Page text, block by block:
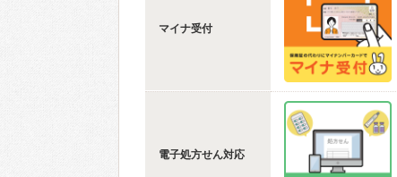
マイナ受付
電子処方せん対応